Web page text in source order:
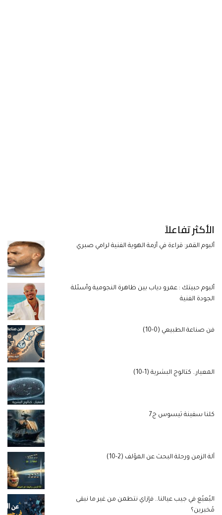
الأكثر تفاعلاً
ألبوم القمر: قراءة في أزمة الهوية الفنية لرامي صبري
ألبوم حبيتك : عمرو دياب بين ظاهرة النجومية وأسئلة
الجودة الفنية
فن صناعة الطبيعي (0-10)
المعيار.. كتالوج البشرية (1-10)
كلنا سفينة ثيسوس ج7
آلة الزمن ورحلة البحث عن المؤلف (2-10)
البُعبُع في جيب عيالنا.. فإزاي نتطمن من غير ما نبقى
مُخبرين؟